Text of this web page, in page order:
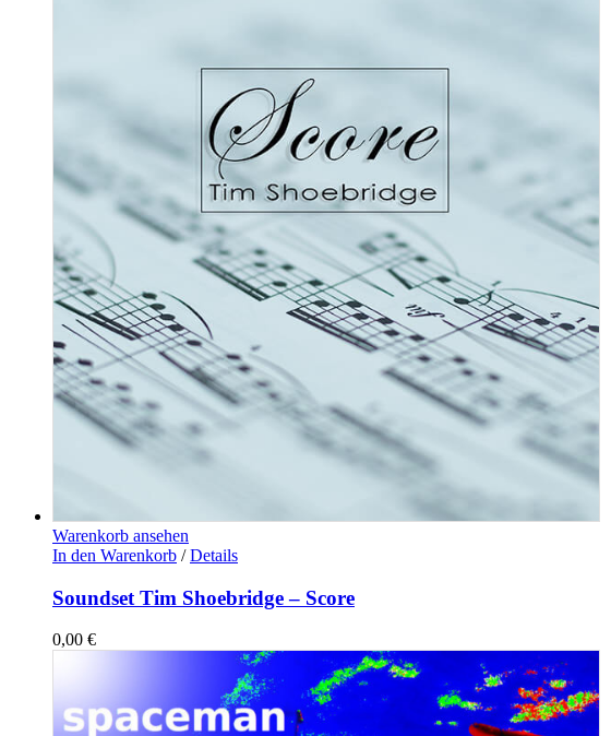
Warenkorb ansehen
In den Warenkorb / Details
Soundset Tim Shoebridge – Score
0,00 €